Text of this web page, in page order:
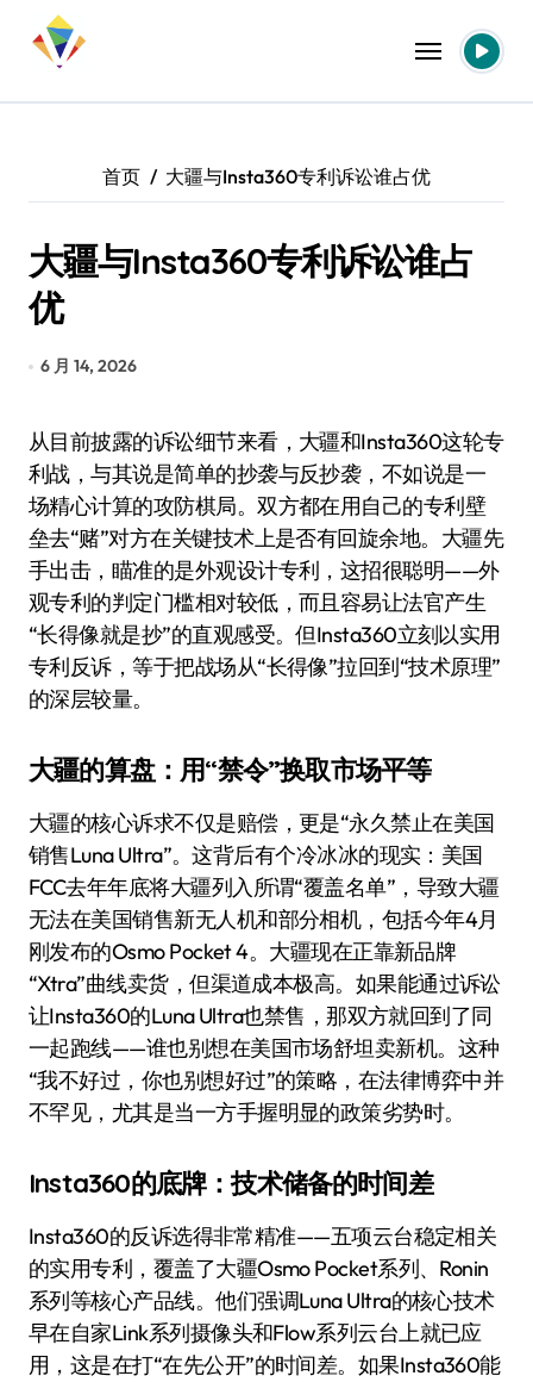
首页 大疆与Insta360专利诉讼谁占优
大疆与Insta360专利诉讼谁占
优
6 月 14, 2026
从目前披露的诉讼细节来看，大疆和Insta360这轮专
利战，与其说是简单的抄袭与反抄袭，不如说是一
场精心计算的攻防棋局。双方都在用自己的专利壁
垒去“赌”对方在关键技术上是否有回旋余地。大疆先
手出击，瞄准的是外观设计专利，这招很聪明——外
观专利的判定门槛相对较低，而且容易让法官产生
“长得像就是抄”的直观感受。但Insta360立刻以实用
专利反诉，等于把战场从“长得像”拉回到“技术原理”
的深层较量。
大疆的算盘：用“禁令”换取市场平等
大疆的核心诉求不仅是赔偿，更是“永久禁止在美国
销售Luna Ultra”。这背后有个冷冰冰的现实：美国
FCC去年年底将大疆列入所谓“覆盖名单”，导致大疆
无法在美国销售新无人机和部分相机，包括今年4月
刚发布的Osmo Pocket 4。大疆现在正靠新品牌
“Xtra”曲线卖货，但渠道成本极高。如果能通过诉讼
让Insta360的Luna Ultra也禁售，那双方就回到了同
一起跑线——谁也别想在美国市场舒坦卖新机。这种
“我不好过，你也别想好过”的策略，在法律博弈中并
不罕见，尤其是当一方手握明显的政策劣势时。
Insta360的底牌：技术储备的时间差
Insta360的反诉选得非常精准——五项云台稳定相关
的实用专利，覆盖了大疆Osmo Pocket系列、Ronin
系列等核心产品线。他们强调Luna Ultra的核心技术
早在自家Link系列摄像头和Flow系列云台上就已应
用，这是在打“在先公开”的时间差。如果Insta360能